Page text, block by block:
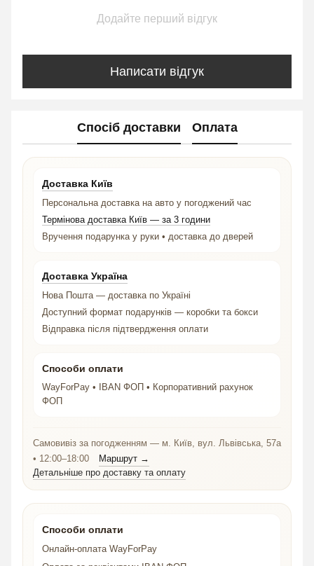
Додайте перший відгук
Написати відгук
Спосіб доставки Оплата
Доставка Київ
Персональна доставка на авто у погоджений час
Термінова доставка Київ — за 3 години
Вручення подарунка у руки • доставка до дверей
Доставка Україна
Нова Пошта — доставка по Україні
Доступний формат подарунків — коробки та бокси
Відправка після підтвердження оплати
Способи оплати
WayForPay • IBAN ФОП • Корпоративний рахунок
ФОП
Самовивіз за погодженням — м. Київ, вул. Львівська, 57а
• 12:00–18:00
Маршрут →
Детальніше про доставку та оплату
Способи оплати
Онлайн-оплата WayForPay